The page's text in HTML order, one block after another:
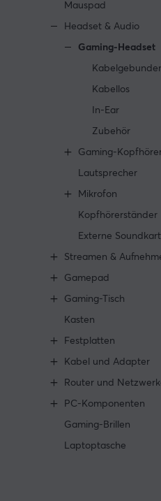
Mauspad
Headset & Audio
Gaming-Headset
Kabellos
In-Ear
Zubehör
Gaming-
Lautsprecher
Mikrofon
Kopfhörerständer
Externe
Streamen &
Gamepad
Gaming-Tisch
Kasten
Festplatten
Kabel und Adapter
Router und
PC-Komponenten
Gaming-Brillen
Laptoptasche